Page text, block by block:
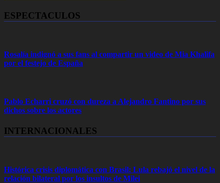
ESPECTACULOS
Rosalía indignó a sus fans al compartir un video de Mia Khalifa
por el festejo de España
Pablo Echarri cruzó con dureza a Alejandro Fantino por sus
dichos sobre los actores
INTERNACIONALES
Histórica crisis diplomática con Brasil: Lula rebajó el nivel de la
relación bilateral por los insultos de Milei